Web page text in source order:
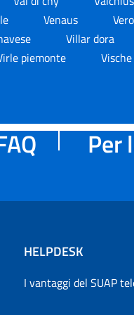
Venaus
Villar dora
piemonte
Vische
Per
HELPDESK
I vantaggi del SUAP